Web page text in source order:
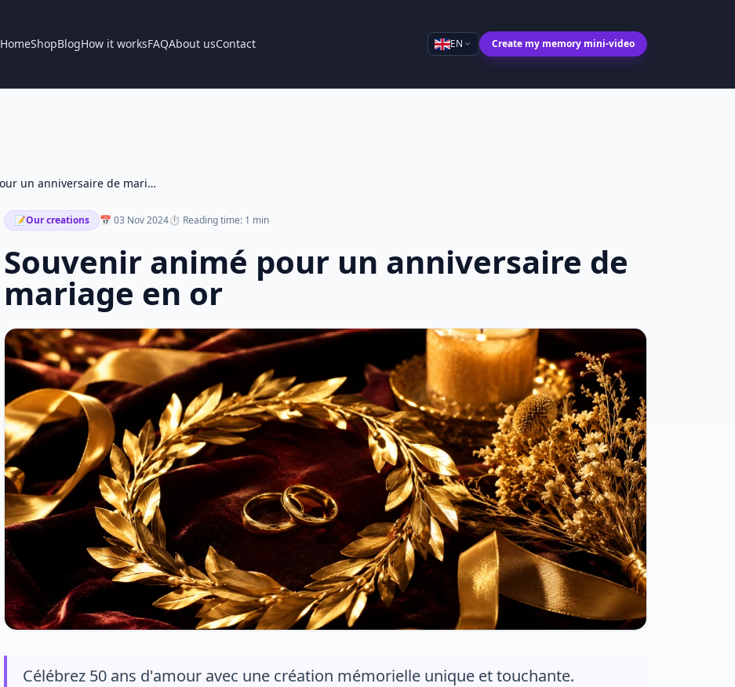
HomeShopBlogHow it worksFAQAbout usContact EN Create my memory mini-video
Souvenir animé pour un anniversaire de mariage en or
📝Our creations 📅 03 Nov 2024⏱ Reading time: 1 min
Souvenir animé pour un anniversaire de
mariage en or
Célébrez 50 ans d'amour avec une création mémorielle unique et touchante.